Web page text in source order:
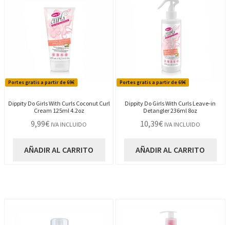
Portes gratis a partir de 69€
Dippity Do Girls With Curls Coconut Curl
Cream 125ml 4.2oz
9,99€ IVA INCLUIDO
AÑADIR AL CARRITO
Portes gratis a partir de 69€
Dippity Do Girls With Curls Leave-in
Detangler 236ml 8oz
10,39€ IVA INCLUIDO
AÑADIR AL CARRITO